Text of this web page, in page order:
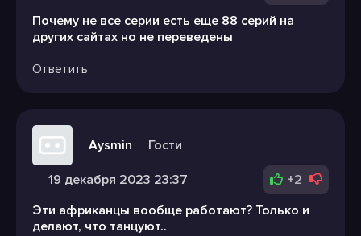
Почему не все серии есть еще 88 серий на
других сайтах но не переведены
Ответить
Aysmin Гости
19 декабря 2023 23:37
+2
Эти африканцы вообще работают? Только и
делают, что танцуют..